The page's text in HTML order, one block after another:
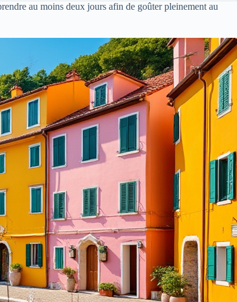
au moins deux jours afin de goûter pleinement au